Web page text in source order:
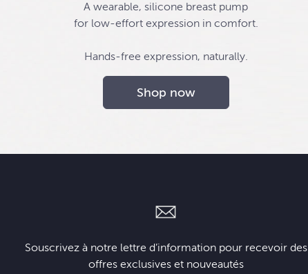
A wearable, silicone breast pump
for low-effort expression in comfort.
Hands-free expression, naturally.
Shop now
Souscrivez à notre lettre d’information pour recevoir des
offres exclusives et nouveautés